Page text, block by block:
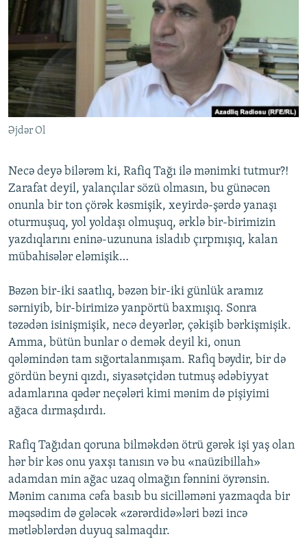
VIDEO
FOTOQALEREYA
İNFOQRAFIKA
KARIKATURA
RADIO ARXIV
OXU ZALI
AZƏRBAYCAN ƏDƏBIYYATI KITABXANASI
İSLAM VƏ DEMOKRATIYA
İZ - MƏDƏNIYYƏT PROQRAMI
HAQQIMIZDA
MISSIYAMIZ
PEŞƏ ETIKASI VƏ JURNALISTIKA STANDARTLARIMIZ
MATERIALLARIMIZDAN ISTIFADƏ
AZADLIQRADIOSU MOBIL TELEFONUNUZDA
XƏBƏR BÜLLETENLƏRIMIZ
BIZI IZLƏ
RFE/RL-in bütün saytları
Əjdər Ol
Necə deyə bilərəm ki, Rafiq Tağı ilə mənimki tutmur?!
Zarafat deyil, yalançılar sözü olmasın, bu günəcən
onunla bir ton çörək kəsmişik, xeyirdə-şərdə yanaşı
oturmuşuq, yol yoldaşı olmuşuq, ərklə bir-birimizin
yazdıqlarını eninə-uzununa isladıb çırpmışıq, kalan
mübahisələr eləmişik…
Bəzən bir-iki saatlıq, bəzən bir-iki günlük aramız
sərniyib, bir-birimizə yanpörtü baxmışıq. Sonra
təzədən isinişmişik, necə deyərlər, çəkişib bərkişmişik.
Amma, bütün bunlar o demək deyil ki, onun
qələmindən tam sığortalanmışam. Rafiq bəydir, bir də
gördün beyni qızdı, siyasətçidən tutmuş ədəbiyyat
adamlarına qədər neçələri kimi mənim də pişiyimi
ağaca dırmaşdırdı.
Rafiq Tağıdan qoruna bilməkdən ötrü gərək işi yaş olan
hər bir kəs onu yaxşı tanısın və bu «naüzibillah»
adamdan min ağac uzaq olmağın fənnini öyrənsin.
Mənim canıma cəfa basıb bu sicilləməni yazmaqda bir
məqsədim də gələcək «zərərdidə»ləri bəzi incə
mətləblərdən duyuq salmaqdır.